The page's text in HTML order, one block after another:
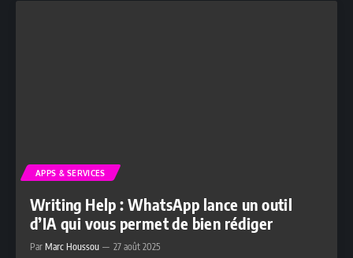
APPS & SERVICES
Writing Help : WhatsApp lance un outil
d’IA qui vous permet de bien rédiger
Par Marc Houssou 27 août 2025